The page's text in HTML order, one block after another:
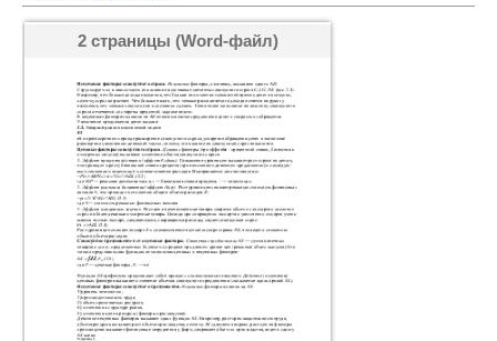
2 страницы (Word-файл)